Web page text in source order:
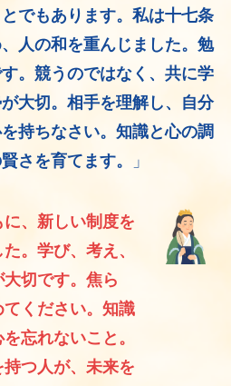
でもあります。私は十七条
人の和を重んじました。勉
。競うのではなく、共に学
大切。相手を理解し、自分
持ちなさい。知識と心の調
さを育てます。
」
、新しい制度を
。学び、考え、
切です。焦ら
ください。知識
忘れないこと。
つ人が、未来を